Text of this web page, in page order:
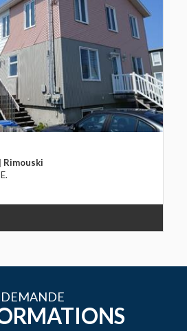
Rimouski
DEMANDE